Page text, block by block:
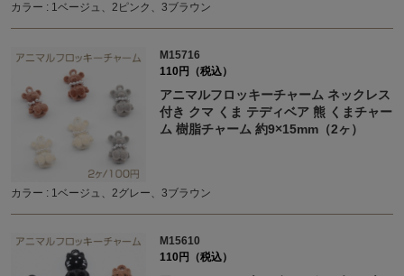
カラー : 1ベージュ、2ピンク、3ブラウン
M15716
110円（税込）
アニマルフロッキーチャーム ネックレス
付き クマ くま テディベア 熊 くまチャー
ム 樹脂チャーム 約9×15mm（2ヶ）
カラー : 1ベージュ、2グレー、3ブラウン
M15610
110円（税込）